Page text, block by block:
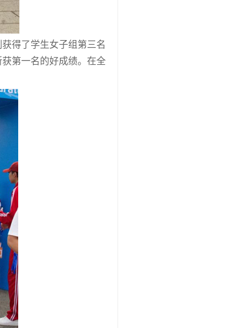
得了学生女子组第三名
第一名的好成绩。在全